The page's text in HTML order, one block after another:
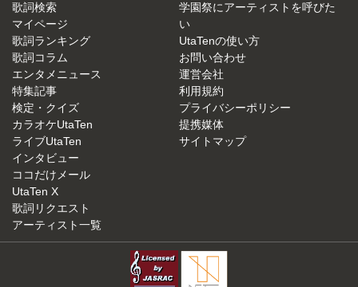
歌詞検索
マイページ
歌詞ランキング
歌詞コラム
エンタメニュース
特集記事
検定・クイズ
カラオケUtaTen
ライブUtaTen
インタビュー
ココだけメール
UtaTen X
歌詞リクエスト
アーティスト一覧
学園祭にアーティストを呼びた
い
UtaTenの使い方
お問い合わせ
運営会社
利用規約
プライバシーポリシー
提携媒体
サイトマップ